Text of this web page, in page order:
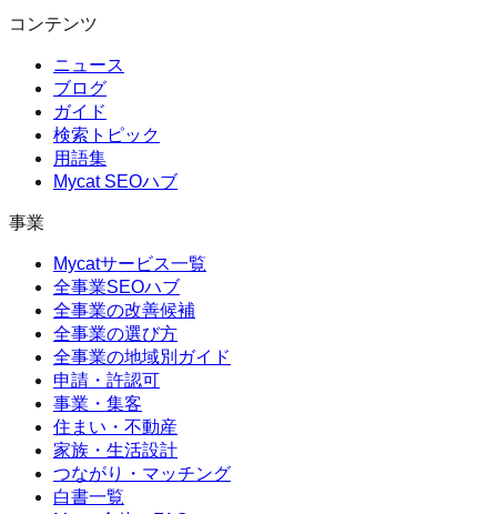
コンテンツ
ニュース
ブログ
ガイド
検索トピック
用語集
Mycat SEOハブ
事業
Mycatサービス一覧
全事業SEOハブ
全事業の改善候補
全事業の選び方
全事業の地域別ガイド
申請・許認可
事業・集客
住まい・不動産
家族・生活設計
つながり・マッチング
白書一覧